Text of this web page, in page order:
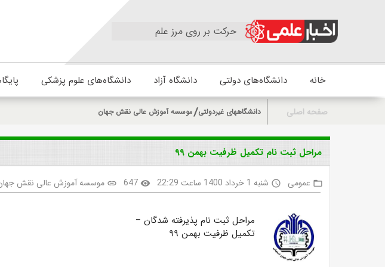
حرکت بر روی مرز علم
خانه دانشگاه‌های دولتی دانشگاه آزاد دانشگاه‌های علوم پزشکی
صفحه اصلی دانشگاههای غیردولتی موسسه آموزش عالی نقش جهان
مراحل ثبت نام تکمیل ظرفیت بهمن ۹۹
folder_open عمومی access_time شنبه 1 خرداد 1400 ساعت 22:29 visibility
647
link موسسه آموزش عالی نقش
مراحل ثبت نام پذیرفته شدگان –
تکمیل ظرفیت بهمن ۹۹